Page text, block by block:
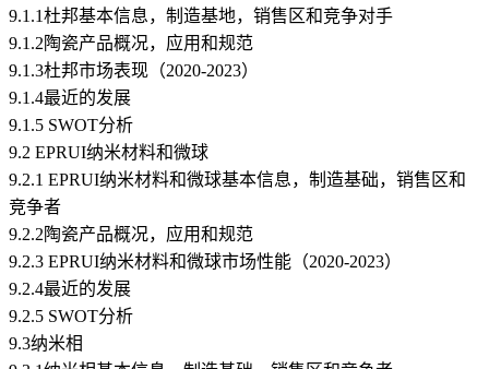
9.1.1杜邦基本信息，制造基地，销售区和竞争对手
9.1.2陶瓷产品概况，应用和规范
9.1.3杜邦市场表现（2020-2023）
9.1.4最近的发展
9.1.5 SWOT分析
9.2 EPRUI纳米材料和微球
9.2.1 EPRUI纳米材料和微球基本信息，制造基础，销售区和
竞争者
9.2.2陶瓷产品概况，应用和规范
9.2.3 EPRUI纳米材料和微球市场性能（2020-2023）
9.2.4最近的发展
9.2.5 SWOT分析
9.3纳米相